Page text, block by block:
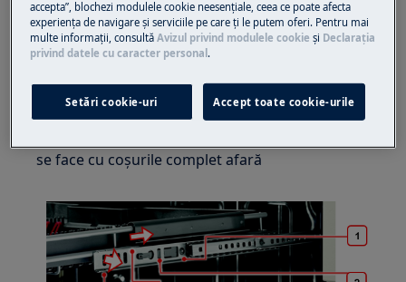
neprofesională poate avea consecințe de siguranță
dacă nu este efectuată corect
Tava pentru tacâmuri și coșul de mijloc
demontarea și asamblarea
se face cu coșurile complet afară
accepta”, blochezi modulele cookie neesenţiale, ceea ce poate afecta
experienţa de navigare și serviciile pe care ţi le putem oferi. Pentru mai
multe informaţii, consultăAvizul privind modulele cookie și Declaraţia
privind datele cu caracter personal.
Setări cookie-uri Accept toate cookie-urile